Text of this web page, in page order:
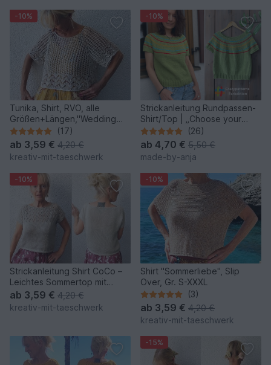
-10%
Tunika, Shirt, RVO, alle
Größen+Längen,"Wedding
Day"
(17)
ab 3,59 € 4,20 €
kreativ-mit-taeschwerk
-10%
Strickanleitung Rundpassen-
Shirt/Top | „Choose your
colors“ | nahtlos
(26)
ab 4,70 € 5,50 €
made-by-anja
-10%
Strickanleitung Shirt CoCo –
Leichtes Sommertop mit
Lochmuster
ab 3,59 € 4,20 €
kreativ-mit-taeschwerk
-10%
Shirt "Sommerliebe", Slip
Over, Gr. S-XXXL
(3)
ab 3,59 € 4,20 €
kreativ-mit-taeschwerk
-15%